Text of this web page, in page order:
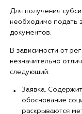
Для получения
необходимо подать
документов.
В зависимости от
незначительно
следующий:
Заявка.
обоснование
раскрываются